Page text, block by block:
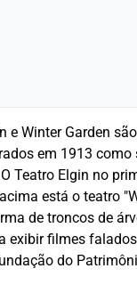
e Winter Garden
em 1913
Teatro Elgin no
está o teatro
de troncos de
filmes
do